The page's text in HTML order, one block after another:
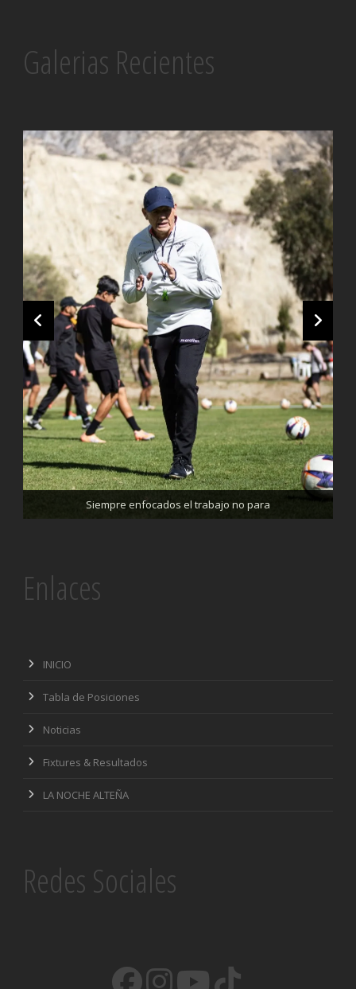
Galerias Recientes
Siempre enfocados el trabajo no para
Trabajando enfocados, listos para el partido de mañana
Enlaces
INICIO
Tabla de Posiciones
Noticias
Fixtures & Resultados
LA NOCHE ALTEÑA
Redes Sociales